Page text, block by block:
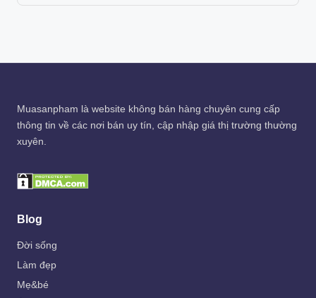
was:
is:
Muasanpham là website không bán hàng chuyên cung cấp
thông tin về các nơi bán uy tín, cập nhập giá thị trường thường
xuyên.
Blog
Đời sống
Làm đẹp
Mẹ&bé